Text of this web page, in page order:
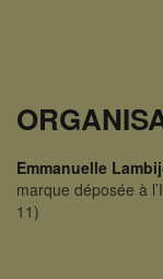
Emmanuelle
marque déposée à
11)